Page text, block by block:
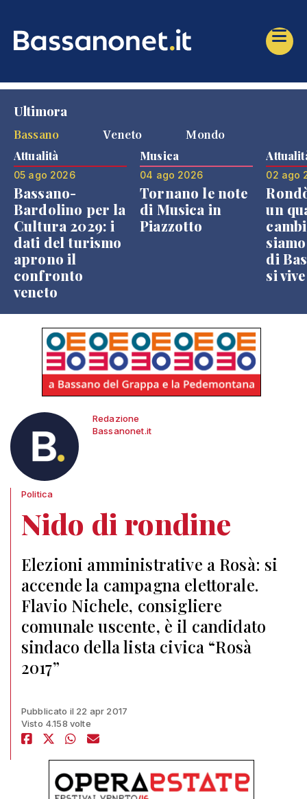
Ultimora
Bassano
Veneto Mondo
Attualità
05 ago 2026
Bassano-
Bardolino per la
Cultura 2029: i
dati del turismo
aprono il
confronto
veneto
Musica
04 ago 2026
Tornano le note
di Musica in
Piazzotto
02 ago
un
di
si
Redazione
Bassanonet.it
Politica
Nido di rondine
Elezioni amministrative a Rosà: si
accende la campagna elettorale.
Flavio Nichele, consigliere
comunale uscente, è il candidato
sindaco della lista civica “Rosà
2017”
Pubblicato il 22 apr 2017
Visto 4.158 volte